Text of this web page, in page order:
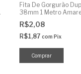
Fita De Gorgurão
38mm 1 Metro
R$2,08
R$1,87 com Pix